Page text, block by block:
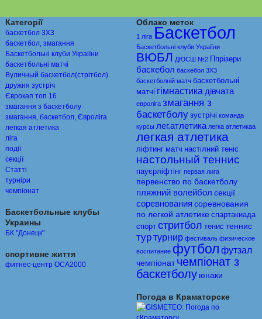
Категорії
баскетбол 3Х3
баскетбол, змагання
Баскетбольні клуби Украіїни
баскетбольні матчі
Вуличный баскетбол(стрітбол)
дружня зустріч
Єврокап топ 16
змагання з баскетболу
змагання, баскетбол, Євроліга
легкая атлетика
ліга
події
секції
Статті
турніри
чемпіонат
Баскетбольные клубы
Украины
БК "Донецк"
спортивне життя
фитнес-центр ОСА2000
Облако меток
1 ліга Баскетбол
Баскетбольні клуби Украіїни
ВЮБЛ ДЮСШ №2 Ппрiзери
баскебол баскебол 3Х3
баскетболній матч баскетбольні
матчі гімнастика дівчата
евролiга змагання з
баскетболу зустрічі команда
курсы лег.атлетика легка атлетикаа
легкая атлетика
ліфтинг матч настiлний тенiс
настольный теннис
пауєрліфтінг первая лига
первенство по баскетболу
пляжний волейбол секції
соревнования соревнования
по легкой атлетике спартакиада
спорт стритбол тенис теннис
туртурнир фестиваль физическое
воспитание футбол футзал
чемпіонат чемпіонат з
баскетболу юнаки
Погода в Краматорске